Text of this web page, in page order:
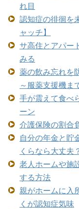
れ目
認知症の徘徊を
ャッチ】
サ高住とアパー
みる
薬の飲み忘れを
～服薬支援機ま
手が震えて食べ
ーン
介護保険の割合
自分の年金と
くらなら大丈夫
老人ホームや施
する方法
親がホームに入
くが認知症気味